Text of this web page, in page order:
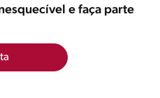
e faça parte